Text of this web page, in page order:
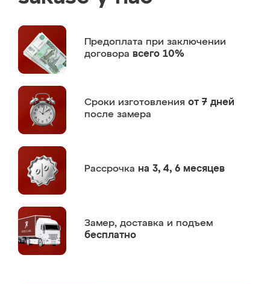
Предоплата при заключении
договора всего 10%
Сроки изготовления от 7 дней
после замера
Рассрочка на 3, 4, 6 месяцев
Замер, доставка и подъем
бесплатно